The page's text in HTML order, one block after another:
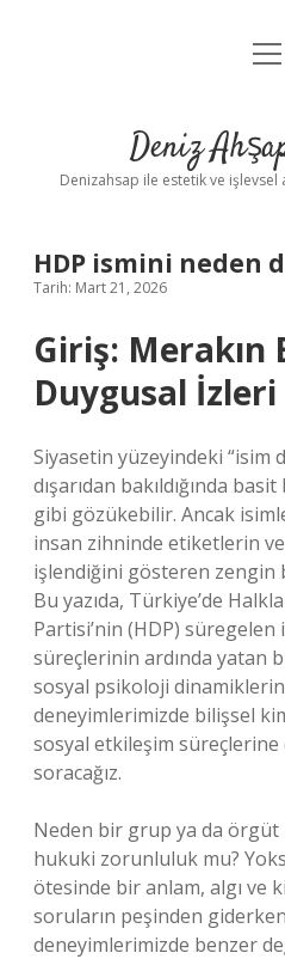
Yasal
Deniz
Denizahsap ile estetik ve
HDP ismini neden
Tarih: Mart 21, 2026
Giriş: Merakın
Duygusal İzleri
Siyasetin yüzeyindeki “isim
dışarıdan bakıldığında
gibi gözükebilir. Ancak
insan zihninde etiketlerin
işlendiğini gösteren zengin
Bu yazıda, Türkiye’de
Partisi’nin (HDP) süregelen
süreçlerinin ardında yatan
sosyal psikoloji
deneyimlerimizde bilişsel
sosyal etkileşim süreçlerine
soracağız.
Neden bir grup ya da
hukuki zorunluluk mu?
ötesinde bir anlam, algı ve
soruların peşinden
deneyimlerimizde benzer